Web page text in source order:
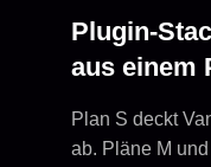
Plugin-
aus einem
Plan S deckt
ab. Pläne M